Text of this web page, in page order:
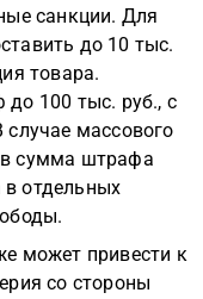
санкции. Для
до 10 тыс.
товара.
100 тыс. руб., с
массового
сумма штрафа
в отдельных
может привести к
со стороны